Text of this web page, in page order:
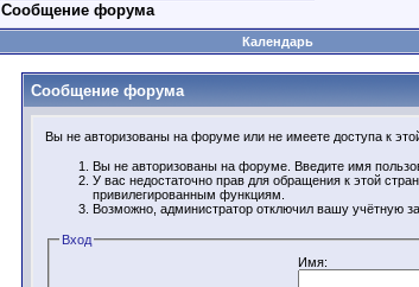
Сообщение форума
Календарь
Сообщение форума
Вы не авторизованы на форуме или не имеете доступа к
Вы не авторизованы на форуме. Введите имя
У вас недостаточно прав для обращения к этой
привилегированным функциям.
Возможно, администратор отключил вашу учётную
Вход
Имя: